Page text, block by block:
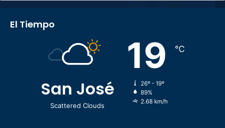
El Tiempo
San José
Scattered Clouds
19 ℃
26º - 19º
89%
2.68 km/h